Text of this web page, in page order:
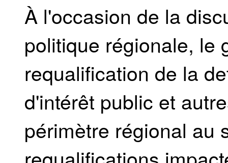
À l'occasion de la
politique régionale, le
requalification de la
d'intérêt public et
périmètre régional au